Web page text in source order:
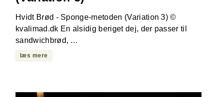
Hvidt Brød - Sponge-metoden (Variation 3) ©
kvalimad.dk En alsidig beriget dej, der passer til
sandwichbrød, …
læs mere